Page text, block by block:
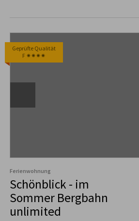
Geprüfte Qualität
F ✷✷✷✷
Ferienwohnung
Schönblick - im
Sommer Bergbahn
unlimited